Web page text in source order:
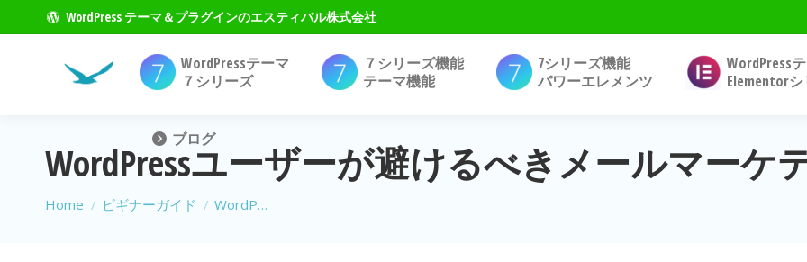
WordPress テーマ＆プラグインのエスティバル株式会社
WordPressテーマ
７シリーズ
７シリーズ機能
テーマ機能
7シリーズ機能
パワーエレメンツ
WordPress
Elementor
ブログ
WordPressユーザーが避けるべきメールマーケ
現在地:
Home ビギナーガイド WordP…